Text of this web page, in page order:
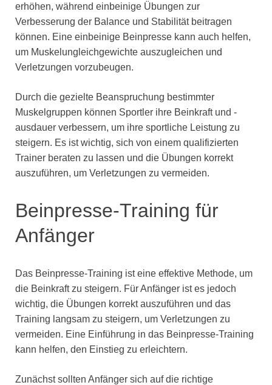
erhöhen, während einbeinige Übungen zur
Verbesserung der Balance und Stabilität beitragen
können. Eine einbeinige Beinpresse kann auch helfen,
um Muskelungleichgewichte auszugleichen und
Verletzungen vorzubeugen.
Durch die gezielte Beanspruchung bestimmter
Muskelgruppen können Sportler ihre Beinkraft und -
ausdauer verbessern, um ihre sportliche Leistung zu
steigern. Es ist wichtig, sich von einem qualifizierten
Trainer beraten zu lassen und die Übungen korrekt
auszuführen, um Verletzungen zu vermeiden.
Beinpresse-Training für
Anfänger
Das Beinpresse-Training ist eine effektive Methode, um
die Beinkraft zu steigern. Für Anfänger ist es jedoch
wichtig, die Übungen korrekt auszuführen und das
Training langsam zu steigern, um Verletzungen zu
vermeiden. Eine Einführung in das Beinpresse-Training
kann helfen, den Einstieg zu erleichtern.
Zunächst sollten Anfänger sich auf die richtige